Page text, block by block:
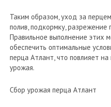
Таким образом, уход за
полив, подкормку,
Правильное выполнение этих
обеспечить оптимальные
перца Атлант, что повлияет на
урожая.
Сбор урожая перца Атлант